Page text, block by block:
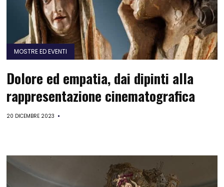
MOSTRE ED EVENTI
Dolore ed empatia, dai dipinti alla
rappresentazione cinematografica
20 DICEMBRE 2023